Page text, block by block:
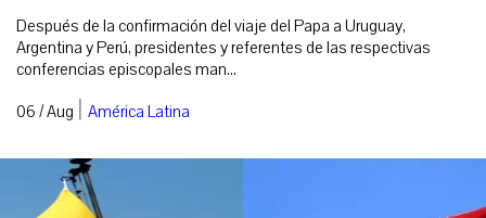
Después de la confirmación del viaje del Papa a Uruguay,
Argentina y Perú, presidentes y referentes de las respectivas
conferencias episcopales man...
06 / Aug | América Latina